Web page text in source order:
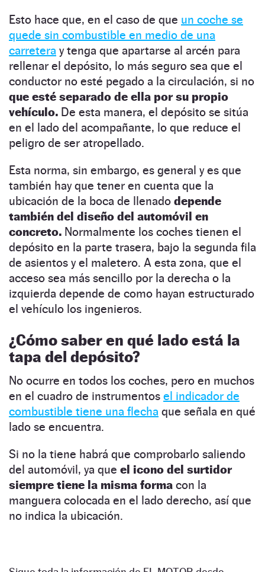
Esto hace que, en el caso de que un coche se
quede sin combustible en medio de una
carretera y tenga que apartarse al arcén para
rellenar el depósito, lo más seguro sea que el
conductor no esté pegado a la circulación, si no
que esté separado de ella por su propio
vehículo. De esta manera, el depósito se sitúa
en el lado del acompañante, lo que reduce el
peligro de ser atropellado.
Esta norma, sin embargo, es general y es que
también hay que tener en cuenta que la
ubicación de la boca de llenado depende
también del diseño del automóvil en
concreto. Normalmente los coches tienen el
depósito en la parte trasera, bajo la segunda fila
de asientos y el maletero. A esta zona, que el
acceso sea más sencillo por la derecha o la
izquierda depende de como hayan estructurado
el vehículo los ingenieros.
¿Cómo saber en qué lado está la
tapa del depósito?
No ocurre en todos los coches, pero en muchos
en el cuadro de instrumentos el indicador de
combustible tiene una flecha que señala en qué
lado se encuentra.
Si no la tiene habrá que comprobarlo saliendo
del automóvil, ya que el icono del surtidor
siempre tiene la misma forma con la
manguera colocada en el lado derecho, así que
no indica la ubicación.